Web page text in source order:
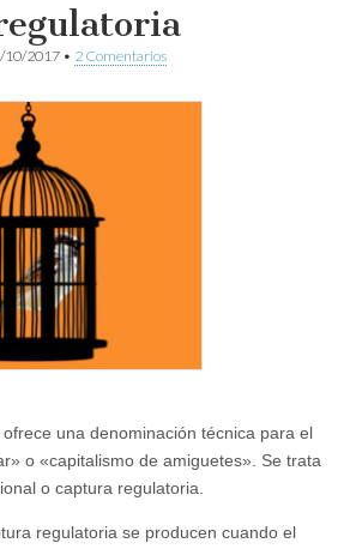
10/2017 • 2 Comentarios
una denominación técnica para el
o «capitalismo de amiguetes». Se trata
o captura regulatoria.
regulatoria se producen cuando el